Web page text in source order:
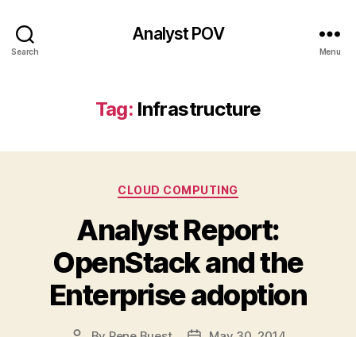
Search
Analyst POV
Menu
Tag: Infrastructure
Categories
CLOUD COMPUTING
Analyst Report:
OpenStack and the
Enterprise adoption